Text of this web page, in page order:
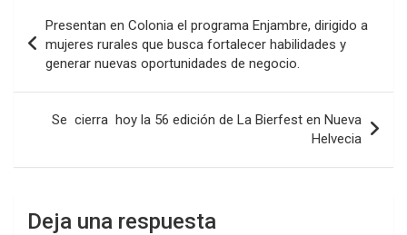
o
o
k
A
p
p
n
ar
tir
de
entradas
Presentan en Colonia el programa Enjambre, dirigido a
mujeres rurales que busca fortalecer habilidades y
generar nuevas oportunidades de negocio.
Se cierra hoy la 56 edición de La Bierfest en Nueva
Helvecia
Deja una respuesta